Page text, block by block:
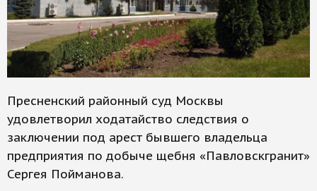
Пресненский районный суд Москвы
удовлетворил ходатайство следствия о
заключении под арест бывшего владельца
предприятия по добыче щебня «Павловскгранит»
Сергея Пойманова.